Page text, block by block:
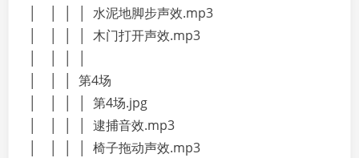
│ │ │ │ 水泥地脚步声效.mp3
│ │ │ │ 木门打开声效.mp3
│ │ │ 第4场
│ │ │ │ 第4场.jpg
│ │ │ │ 逮捕音效.mp3
│ │ │ │ 椅子拖动声效.mp3